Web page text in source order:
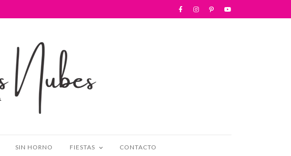
SIN HORNO FIESTAS CONTACTO